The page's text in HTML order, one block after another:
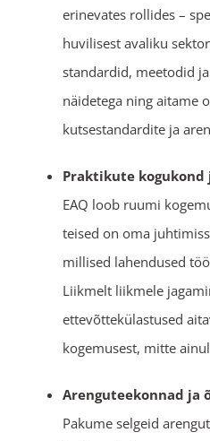
erinevates rollides –
huvilisest avaliku
standardid, meetodid
näidetega ning aitame
kutsestandardite ja
Praktikute kogukond
EAQ loob ruumi
teised on oma
millised lahendused
Liikmelt liikmele
ettevõttekülastused
kogemusest, mitte
Arenguteekonnad ja
Pakume selgeid